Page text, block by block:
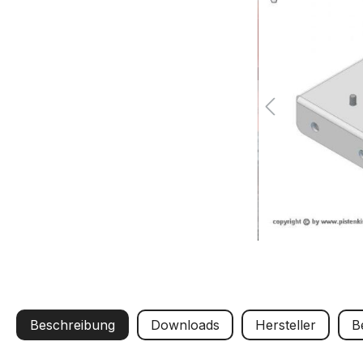
Beschreibung Downloads Hersteller